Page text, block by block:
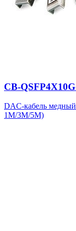
CB-
DAC-кабель
1M/3M/5M)